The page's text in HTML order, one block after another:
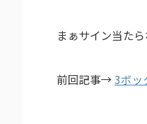
まぁサイン当た
前回記事→3ボッ